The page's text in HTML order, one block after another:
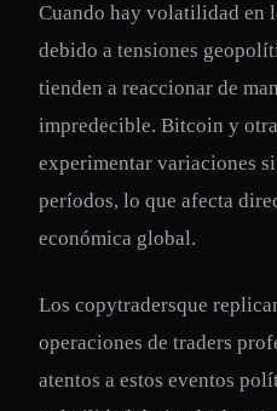
Cuando hay volatilidad en
debido a tensiones
tienden a reaccionar de
impredecible. Bitcoin y
experimentar variaciones
períodos, lo que afecta
económica global.
Los copytradersque
operaciones de traders
atentos a estos eventos